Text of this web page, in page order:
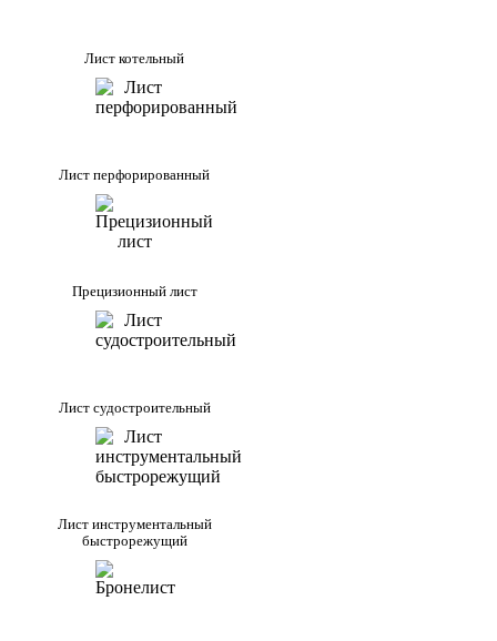
Лист котельный
Лист перфорированный
Прецизионный лист
Лист судостроительный
Лист инструментальный
быстрорежущий